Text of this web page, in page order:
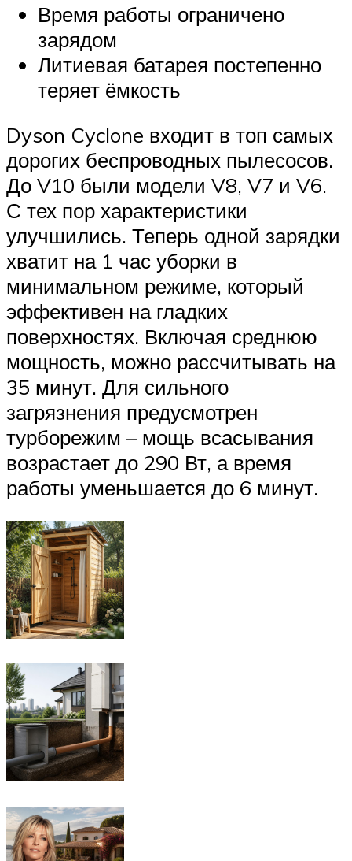
Время работы ограничено
зарядом
Литиевая батарея постепенно
теряет ёмкость
Dyson Cyclone входит в топ самых
дорогих беспроводных пылесосов.
До V10 были модели V8, V7 и V6.
С тех пор характеристики
улучшились. Теперь одной зарядки
хватит на 1 час уборки в
минимальном режиме, который
эффективен на гладких
поверхностях. Включая среднюю
мощность, можно рассчитывать на
35 минут. Для сильного
загрязнения предусмотрен
турборежим – мощь всасывания
возрастает до 290 Вт, а время
работы уменьшается до 6 минут.